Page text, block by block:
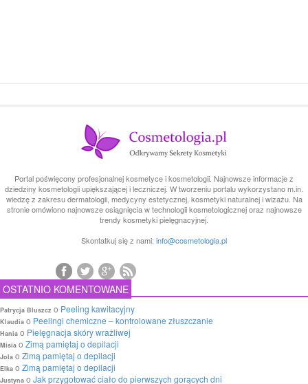
Portal poświęcony profesjonalnej kosmetyce i kosmetologii. Najnowsze informacje z
dziedziny kosmetologii upiększającej i leczniczej. W tworzeniu portalu wykorzystano m.in.
wiedzę z zakresu dermatologii, medycyny estetycznej, kosmetyki naturalnej i wizażu. Na
stronie omówiono najnowsze osiągnięcia w technologii kosmetologicznej oraz najnowsze
trendy kosmetyki pielęgnacyjnej.
Skontatkuj się z nami: info@cosmetologia.pl
OSTATNIO KOMENTOWANE
Patrycja Bluszcz o Peeling kawitacyjny
Klaudia o Peelingi chemiczne – kontrolowane złuszczanie
Hania o Pielęgnacja skóry wrażliwej
Misia o Zimą pamiętaj o depilacji
Jola o Zimą pamiętaj o depilacji
Elka o Zimą pamiętaj o depilacji
Justyna o Jak przygotować ciało do pierwszych gorących dni